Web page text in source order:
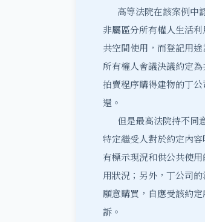
高等法院在該案例中
非屬區分所有權人生活
共空間使用，而登記用
所有權人會議決議約定
拍賣程序購得建物的丁
還。
但是最高法院持不同
特定繼受人對於約定內
有標示現況和供公共使
用狀況；另外，丁公司
願意購買，自應受該約
訴。